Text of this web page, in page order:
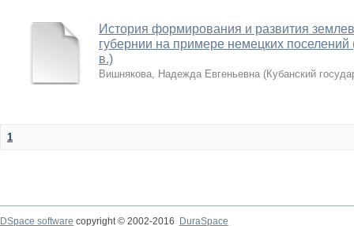
История формирования и развития
губернии на примере немецких
в.)
Вишнякова, Надежда Евгеньевна (Кубанский
1
DSpace software copyright © 2002-2016
DuraSpace